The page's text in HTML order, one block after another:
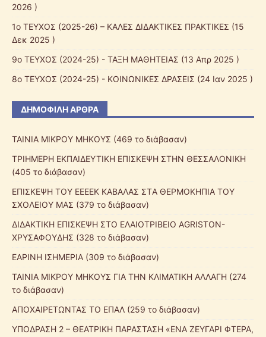
2026 )
1ο ΤΕΥΧΟΣ (2025-26) – ΚΑΛΕΣ ΔΙΔΑΚΤΙΚΕΣ ΠΡΑΚΤΙΚΕΣ (15
Δεκ 2025 )
9ο ΤΕΥΧΟΣ (2024-25) - ΤΑΞΗ ΜΑΘΗΤΕΙΑΣ (13 Απρ 2025 )
8ο ΤΕΥΧΟΣ (2024-25) - ΚΟΙΝΩΝΙΚΕΣ ΔΡΑΣΕΙΣ (24 Ιαν 2025 )
ΔΗΜΟΦΙΛΉ ΆΡΘΡΑ
ΤΑΙΝΙΑ ΜΙΚΡΟΥ ΜΗΚΟΥΣ (469 το διάβασαν)
ΤΡΙΗΜΕΡΗ ΕΚΠΑΙΔΕΥΤΙΚΗ ΕΠΙΣΚΕΨΗ ΣΤΗΝ ΘΕΣΣΑΛΟΝΙΚΗ
(405 το διάβασαν)
ΕΠΙΣΚΕΨΗ ΤΟΥ ΕΕEΕΚ ΚΑΒΑΛΑΣ ΣTΑ ΘΕΡΜΟΚΗΠΙΑ ΤΟΥ
ΣΧΟΛΕΙΟΥ ΜΑΣ (379 το διάβασαν)
ΔΙΔΑΚΤΙΚΗ ΕΠΙΣΚΕΨΗ ΣΤΟ ΕΛΑΙΟΤΡΙΒΕΙΟ AGRISTON-
ΧΡΥΣΑΦΟΥΔΗΣ (328 το διάβασαν)
ΕΑΡΙΝΗ ΙΣΗΜΕΡΙΑ (309 το διάβασαν)
ΤΑΙΝΙΑ ΜΙΚΡΟΥ ΜΗΚΟΥΣ ΓΙΑ ΤΗΝ ΚΛΙΜΑΤΙΚΗ ΑΛΛΑΓΗ (274
το διάβασαν)
ΑΠΟΧΑΙΡΕΤΩΝΤΑΣ ΤΟ ΕΠΑΛ (259 το διάβασαν)
ΥΠΟΔΡΑΣΗ 2 – ΘΕΑΤΡΙΚΗ ΠΑΡΑΣΤΑΣΗ «ΕΝΑ ΖΕΥΓΑΡΙ ΦΤΕΡΑ,